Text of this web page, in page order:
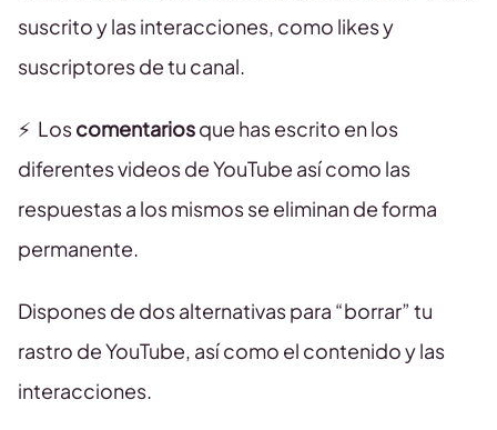
suscrito y las interacciones, como likes y
suscriptores de tu canal.
⚡ Loscomentariosque has escrito en los
diferentes videos de YouTube así como las
respuestas a los mismos se eliminan de forma
permanente.
Dispones de dos alternativas para “borrar” tu
rastro de YouTube, así como el contenido y las
interacciones.